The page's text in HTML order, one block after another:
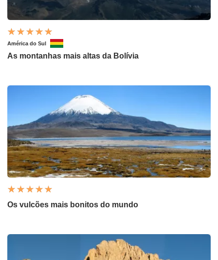
América do Sul
As montanhas mais altas da Bolívia
Os vulcões mais bonitos do mundo